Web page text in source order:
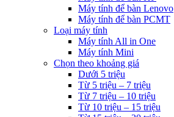
Máy tính để bàn Lenovo
Máy tính để bàn PCMT
Loại máy tính
Máy tính All in One
Máy tính Mini
Chọn theo khoảng giá
Dưới 5 triệu
Từ 5 triệu – 7 triệu
Từ 7 triệu – 10 triệu
Từ 10 triệu – 15 triệu